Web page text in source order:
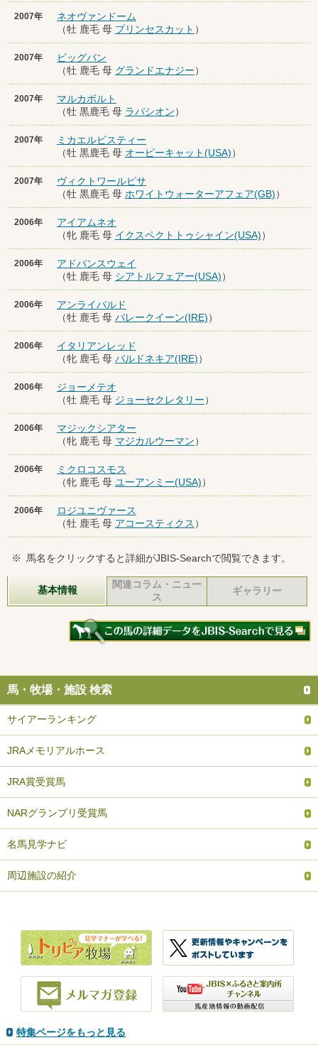
2007年
ネオヴァンドーム
（牡 鹿毛 母 プリンセスカット ）
2007年
ビッグバン
（牡 鹿毛 母 グランドエナジー）
2007年
マルカボルト
（牡 黒鹿毛 母 ラパシオン）
2007年
ミカエルビスティー
（牡 黒鹿毛 母 オーピーキャット(USA)）
2007年
ヴィクトワールピサ
（牡 黒鹿毛 母 ホワイトウォーターアフェア(GB)）
2006年
アイアムネオ
（牝 鹿毛 母 イクスペクトトゥシャイン(USA)）
2006年
アドバンスウェイ
（牡 鹿毛 母 シアトルフェアー(USA)）
2006年
アンライバルド
（牡 鹿毛 母 バレークイーン(IRE)）
2006年
イタリアンレッド
（牝 鹿毛 母 バルドネキア(IRE)）
2006年
ジョーメテオ
（牡 鹿毛 母 ジョーセクレタリー）
2006年
マジックシアター
（牝 鹿毛 母 マジカルウーマン）
2006年
ミクロコスモス
（牝 鹿毛 母 ユーアンミー(USA)）
2006年
ロジユニヴァース
（牡 鹿毛 母 アコースティクス ）
※ 馬名をクリックすると詳細がJBIS-Searchで閲覧できます。
基本情報
関連コラム・ニュー
ス
ギャラリー
馬・牧場・施設 検索
サイアーランキング
JRAメモリアルホース
JRA賞受賞馬
NARグランプリ受賞馬
名馬見学ナビ
周辺施設の紹介
特集ページをもっと見る